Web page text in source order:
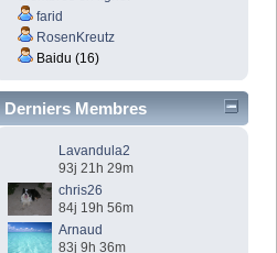
farid
RosenKreutz
Baidu (16)
Derniers Membres
Lavandula2
93j 21h 29m
chris26
84j 19h 56m
Arnaud
83j 9h 36m